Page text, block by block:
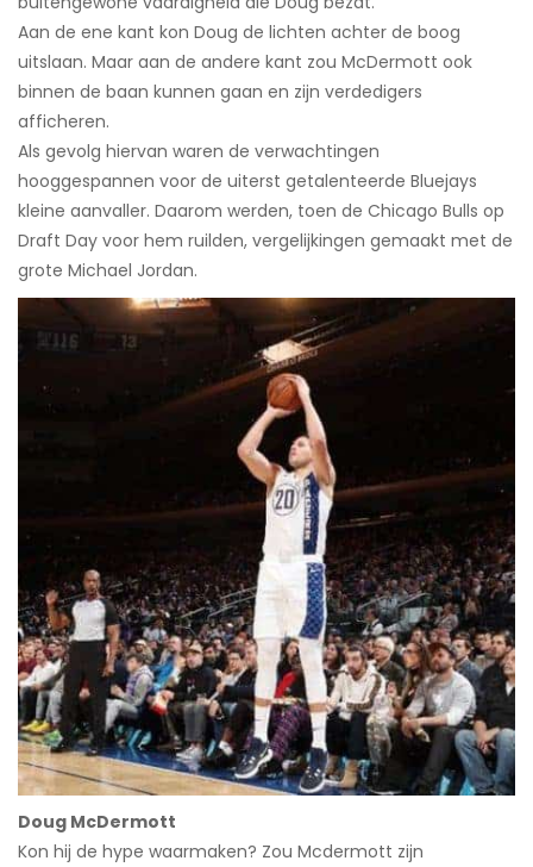
Aan de ene kant kon Doug de lichten achter de boog
uitslaan. Maar aan de andere kant zou McDermott ook
binnen de baan kunnen gaan en zijn verdedigers
afficheren.
Als gevolg hiervan waren de verwachtingen
hooggespannen voor de uiterst getalenteerde Bluejays
kleine aanvaller. Daarom werden, toen de Chicago Bulls op
Draft Day voor hem ruilden, vergelijkingen gemaakt met de
grote Michael Jordan.
Doug McDermott
Kon hij de hype waarmaken? Zou Mcdermott zijn